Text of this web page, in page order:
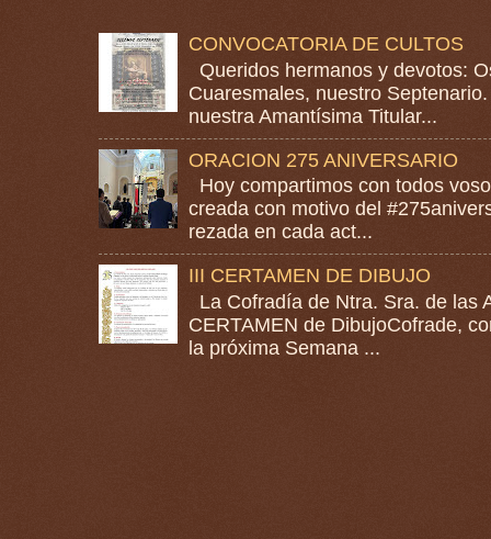
CONVOCATORIA DE CULTOS
Queridos hermanos y devotos:
Cuaresmales, nuestro
nuestra Amantísima Titular...
ORACION 275 ANIVERSARIO
Hoy compartimos con todos
creada con motivo del
rezada en cada act...
III CERTAMEN DE DIBUJO
La Cofradía de Ntra. Sra. de las
CERTAMEN de DibujoCofrade,
la próxima Semana ...